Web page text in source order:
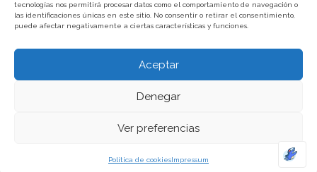
tecnologías nos permitirá procesar datos como el comportamiento de navegación o
las identificaciones únicas en este sitio. No consentir o retirar el consentimiento,
puede afectar negativamente a ciertas características y funciones.
Aceptar
Denegar
Ver preferencias
Política de cookiesImpressum